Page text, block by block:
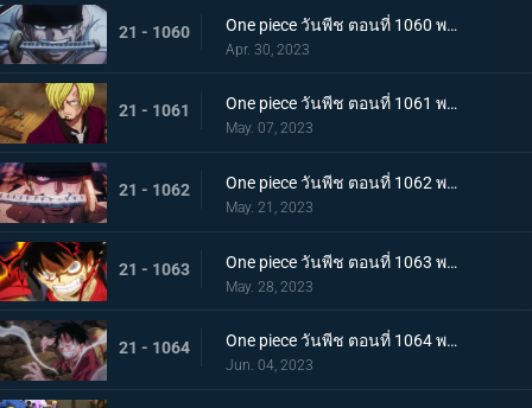
21 - 1060 One piece วันพีช ตอนที่ 1060 พากย์ไทย ความลับของเอ็นมะ ดาบปีศาจที่ฝากไว้กับโซโล
Apr. 30, 2023
21 - 1061 One piece วันพีช ตอนที่ 1061 พากย์ไทย หนึ่งการโจมตีของเทพอสูร ซันจิ ปะทะ ควีน
May. 07, 2023
21 - 1062 One piece วันพีช ตอนที่ 1062 พากย์ไทย วิชาสามดาบแห่งราชัน โซโล ปะทะ คิง
May. 21, 2023
21 - 1063 One piece วันพีช ตอนที่ 1063 พากย์ไทย ลูฟี่กระฉับกระเฉง จุดหักเหของยุคสมัยใหม่
May. 28, 2023
21 - 1064 One piece วันพีช ตอนที่ 1064 พากย์ไทย มังกรเมาแปดทิศ มังกรไร้ระเบียบที่เข้าประชิดลูฟี่
Jun. 04, 2023